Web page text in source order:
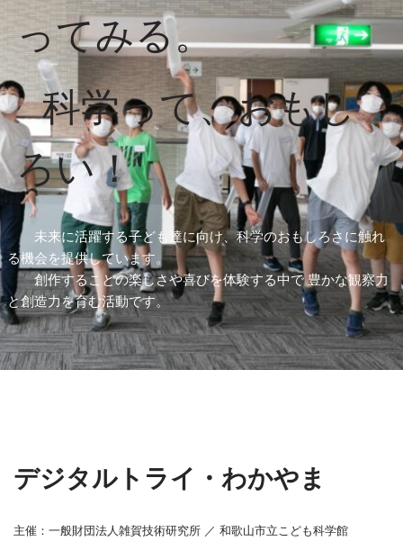
ってみる。
科学って、おもし
ろい！
未来に活躍する子ども達に向け、科学のおもしろさに触れ
る機会を提供しています。
創作することの楽しさや喜びを体験する中で 豊かな観察力
と創造力を育む活動です。
デジタルトライ・わかやま
主催：一般財団法人雑賀技術研究所 ／ 和歌山市立こども科学館